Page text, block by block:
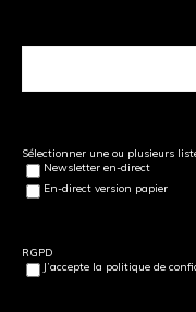
Sélectionner une ou plusieurs
Newsletter en-direct
En-direct version papier
RGPD
J’accepte la politique de